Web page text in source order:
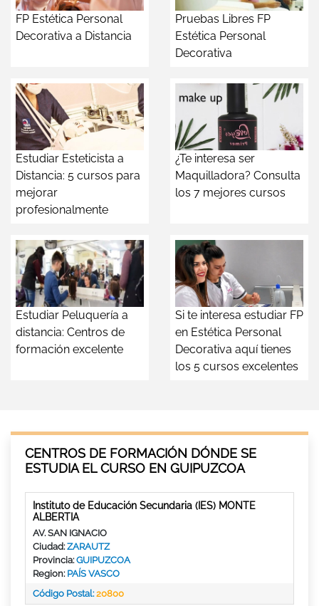
FP Estética Personal
Decorativa a Distancia
Pruebas Libres FP
Estética Personal
Decorativa
Estudiar Esteticista a
Distancia: 5 cursos para
mejorar
profesionalmente
¿Te interesa ser
Maquilladora? Consulta
los 7 mejores cursos
Estudiar Peluquería a
distancia: Centros de
formación excelente
Si te interesa estudiar FP
en Estética Personal
Decorativa aquí tienes
los 5 cursos excelentes
CENTROS DE FORMACIÓN DÓNDE SE
ESTUDIA EL CURSO EN GUIPUZCOA
Instituto de Educación Secundaria (IES) MONTE
ALBERTIA
AV. SAN IGNACIO
Ciudad:ZARAUTZ
Provincia:GUIPUZCOA
Region: PAÍS VASCO
Código Postal:20800